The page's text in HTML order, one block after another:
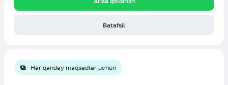
Batafsil
Har qanday maqsadlar uchun